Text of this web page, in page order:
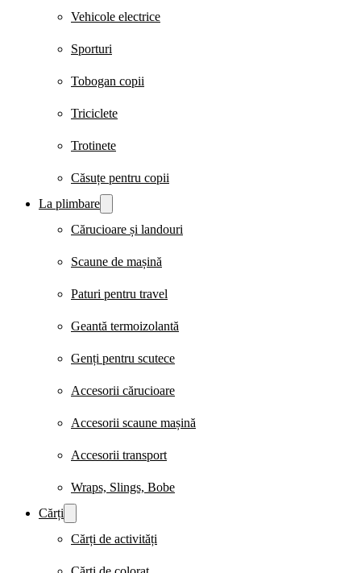
Vehicole electrice
Sporturi
Tobogan copii
Triciclete
Trotinete
Căsuțe pentru copii
La plimbare
Cărucioare și landouri
Scaune de mașină
Paturi pentru travel
Geantă termoizolantă
Genți pentru scutece
Accesorii cărucioare
Accesorii scaune mașină
Accesorii transport
Wraps, Slings, Bobe
Cărți
Cărți de activități